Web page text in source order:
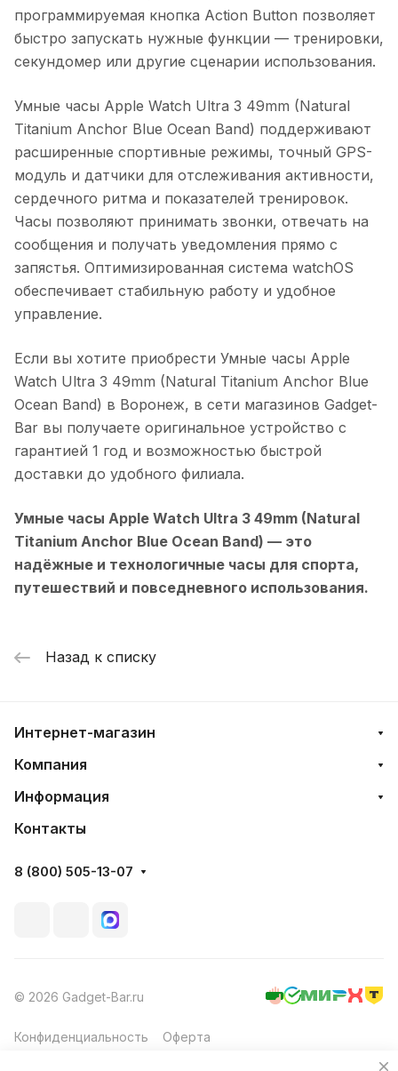
программируемая кнопка Action Button позволяет
быстро запускать нужные функции — тренировки,
секундомер или другие сценарии использования.
Умные часы Apple Watch Ultra 3 49mm (Natural
Titanium Anchor Blue Ocean Band) поддерживают
расширенные спортивные режимы, точный GPS-
модуль и датчики для отслеживания активности,
сердечного ритма и показателей тренировок.
Часы позволяют принимать звонки, отвечать на
сообщения и получать уведомления прямо с
запястья. Оптимизированная система watchOS
обеспечивает стабильную работу и удобное
управление.
Если вы хотите приобрести Умные часы Apple
Watch Ultra 3 49mm (Natural Titanium Anchor Blue
Ocean Band) в Воронеж, в сети магазинов Gadget-
Bar вы получаете оригинальное устройство с
гарантией 1 год и возможностью быстрой
доставки до удобного филиала.
Умные часы Apple Watch Ultra 3 49mm (Natural
Titanium Anchor Blue Ocean Band) — это
надёжные и технологичные часы для спорта,
путешествий и повседневного использования.
Назад к списку
Интернет-магазин
Компания
Информация
Контакты
8 (800) 505-13-07
© 2026 Gadget-Bar.ru
Конфиденциальность Оферта